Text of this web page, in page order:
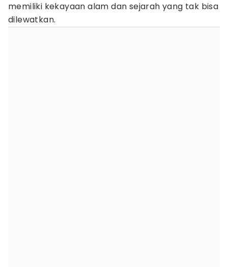
memiliki kekayaan alam dan sejarah yang tak bisa
dilewatkan.